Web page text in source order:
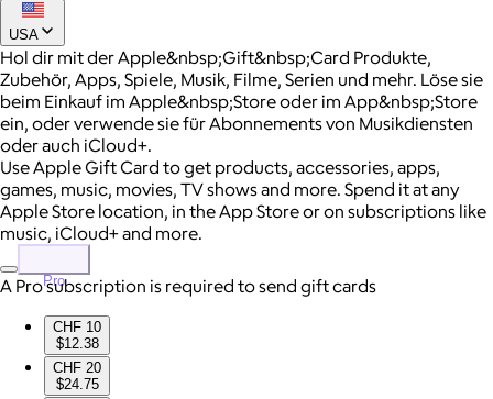
USA
Hol dir mit der Apple&nbsp;Gift&nbsp;Card Produkte,
Zubehör, Apps, Spiele, Musik, Filme, Serien und mehr. Löse sie
beim Einkauf im Apple&nbsp;Store oder im App&nbsp;Store
ein, oder verwende sie für Abonnements von Musikdiensten
oder auch iCloud+.
Use Apple Gift Card to get products, accessories, apps,
games, music, movies, TV shows and more. Spend it at any
Apple Store location, in the App Store or on subscriptions like
music, iCloud+ and more.
Pro
A Pro subscription is required to send gift cards
CHF 10
$12.38
CHF 20
$24.75